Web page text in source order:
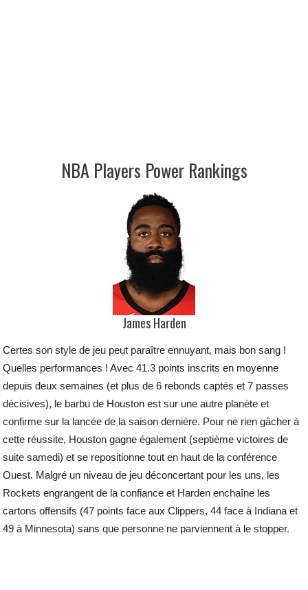
NBA Players Power Rankings
James Harden
Certes son style de jeu peut paraître ennuyant, mais bon sang !
Quelles performances ! Avec 41.3 points inscrits en moyenne
depuis deux semaines (et plus de 6 rebonds captés et 7 passes
décisives), le barbu de Houston est sur une autre planète et
confirme sur la lancée de la saison dernière. Pour ne rien gâcher à
cette réussite, Houston gagne également (septième victoires de
suite samedi) et se repositionne tout en haut de la conférence
Ouest. Malgré un niveau de jeu déconcertant pour les uns, les
Rockets engrangent de la confiance et Harden enchaîne les
cartons offensifs (47 points face aux Clippers, 44 face à Indiana et
49 à Minnesota) sans que personne ne parviennent à le stopper.